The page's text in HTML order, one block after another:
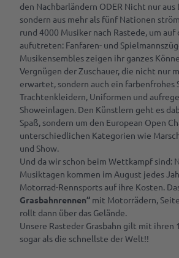
Parks
&
Gärten
Kulinarik &
Spezialitäten
Cafés &
Restaurants
Rezept für
Amalies
Service
Deine
Tourist-
Souvenirs
Anreise,
Tagen
Feiern
B2B | Event-
Management
| Presse
Alle
Themen
den Nachbarländern ODER Nicht nur aus
sondern aus mehr als fünf Nationen
rund 4000 Musiker nach Rastede, um
aufutreten: Fanfaren- und
Musikensembles zeigen ihr ganzes
Vergnügen der Zuschauer, die nicht nur
erwartet, sondern auch ein farbenfrohes
Trachtenkleidern, Uniformen und
Showeinlagen. Den Künstlern geht es
Spaß, sondern um den European Open
unterschiedlichen Kategorien wie
und Show.
Und da wir schon beim Wettkampf sind:
Musiktagen kommen im August jedes
Motorrad-Rennsports auf ihre Kosten.
Grasbahnrennen“ mit Motorrädern,
rollt dann über das Gelände.
Unsere Rasteder Grasbahn gilt mit ihren
sogar als die schnellste der Welt!!